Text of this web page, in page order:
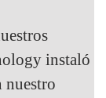
instaló
nuestro